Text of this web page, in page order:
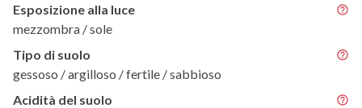
Esposizione alla luce
mezzombra / sole
Tipo di suolo
gessoso / argilloso / fertile / sabbioso
Acidità del suolo